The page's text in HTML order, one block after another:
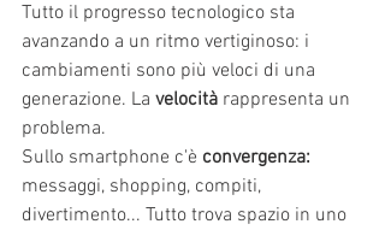
Tutto il progresso tecnologico sta
avanzando a un ritmo vertiginoso: i
cambiamenti sono più veloci di una
generazione. La velocità rappresenta un
problema.
Sullo smartphone c'è convergenza:
messaggi, shopping, compiti,
divertimento... Tutto trova spazio in uno